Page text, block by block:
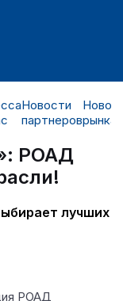
Новости
партнероврынка
РОАД
РОАД